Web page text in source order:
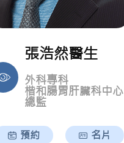
張浩然醫生
外科專科
楷和腸胃肝臟科中心
總監
預約 名片